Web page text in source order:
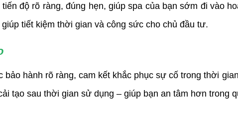
độ rõ ràng, đúng hẹn, giúp spa của bạn sớm đi vào
tiết kiệm thời gian và công sức cho chủ đầu tư.
hành rõ ràng, cam kết khắc phục sự cố trong thời
tạo sau thời gian sử dụng – giúp bạn an tâm hơn trong